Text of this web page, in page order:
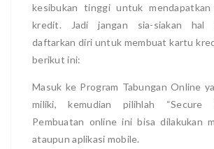
kesibukan tinggi untuk
kredit. Jadi jangan sia-siakan hal
daftarkan diri untuk membuat kartu
berikut ini:
Masuk ke Program Tabungan Online
miliki, kemudian pilihlah “Secure
Pembuatan online ini bisa dilakukan
ataupun aplikasi mobile.